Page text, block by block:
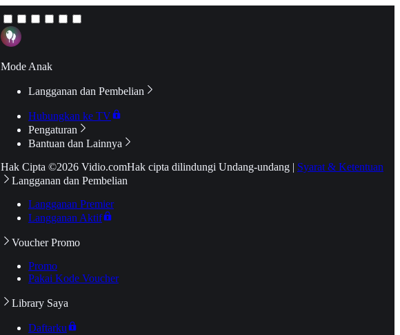
Mode Anak
Langganan dan Pembelian
Hubungkan ke TV
Pengaturan
Bantuan dan Lainnya
Hak Cipta ©2026 Vidio.comHak cipta dilindungi Undang-undang | Syarat & Ketentuan
Langganan dan Pembelian
Langganan Premier
Langganan Aktif
Voucher Promo
Promo
Pakai Kode Voucher
Library Saya
Daftarku